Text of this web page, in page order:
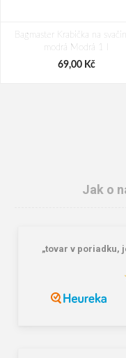
Bagmaster Krabička na
modrá Modrá 1 l
69,00 Kč
Granite 5 21747-19 Sluneční
381,00 Kč
Jak o
„tovar v poriadku,